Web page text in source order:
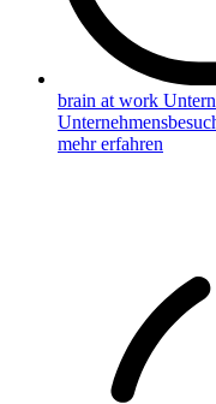
brain at work
mehr erfahren